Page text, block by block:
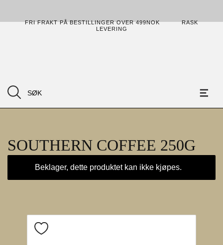
FRI FRAKT PÅ BESTILLINGER OVER 499NOK
RASK
LEVERING
SOUTHERN COFFEE 250G
Beklager, dette produktet kan ikke kjøpes.